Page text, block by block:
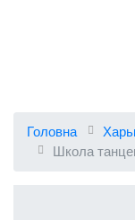
Головна
Школа